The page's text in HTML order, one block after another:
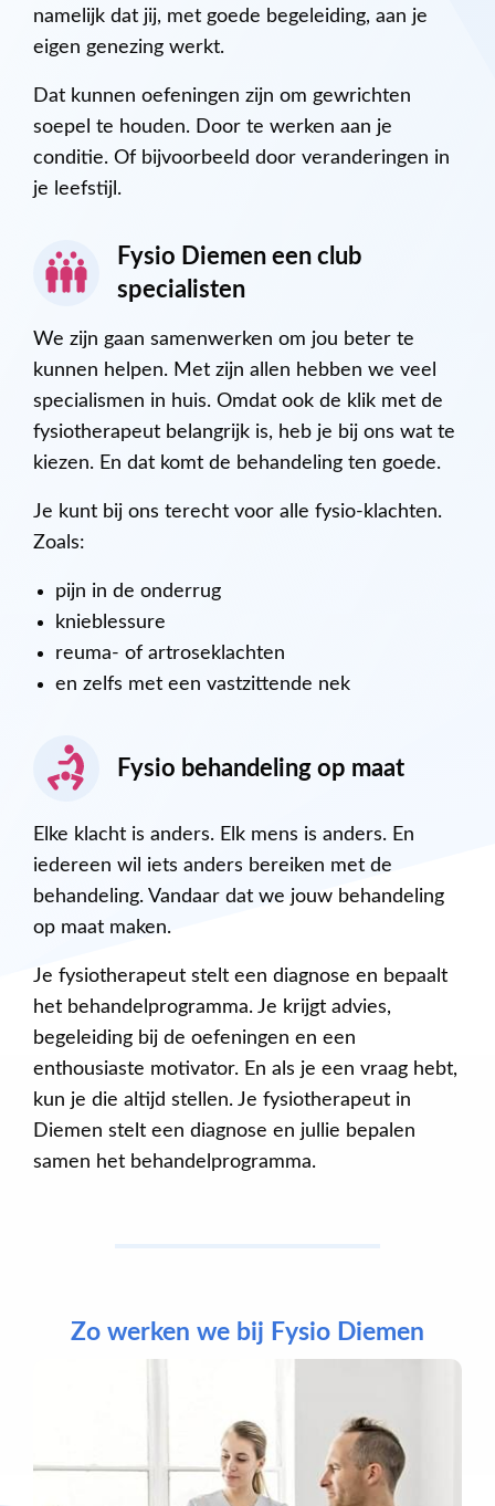
namelijk dat jij, met goede begeleiding, aan je
eigen genezing werkt.
Dat kunnen oefeningen zijn om gewrichten
soepel te houden. Door te werken aan je
conditie. Of bijvoorbeeld door veranderingen in
je leefstijl.
Fysio Diemen een club
specialisten
We zijn gaan samenwerken om jou beter te
kunnen helpen. Met zijn allen hebben we veel
specialismen in huis. Omdat ook de klik met de
fysiotherapeut belangrijk is, heb je bij ons wat te
kiezen. En dat komt de behandeling ten goede.
Je kunt bij ons terecht voor alle fysio-klachten.
Zoals:
pijn in de onderrug
knieblessure
reuma- of artroseklachten
en zelfs met een vastzittende nek
Fysio behandeling op maat
Elke klacht is anders. Elk mens is anders. En
iedereen wil iets anders bereiken met de
behandeling. Vandaar dat we jouw behandeling
op maat maken.
Je fysiotherapeut stelt een diagnose en bepaalt
het behandelprogramma. Je krijgt advies,
begeleiding bij de oefeningen en een
enthousiaste motivator. En als je een vraag hebt,
kun je die altijd stellen. Je fysiotherapeut in
Diemen stelt een diagnose en jullie bepalen
samen het behandelprogramma.
Zo werken we bij Fysio Diemen